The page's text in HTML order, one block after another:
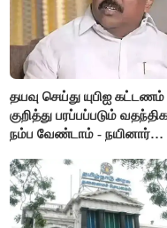
தயவு செய்து யுபிஐ கட்டணம்
குறித்து பரப்பப்படும்
நம்ப வேண்டாம் - நயினார்